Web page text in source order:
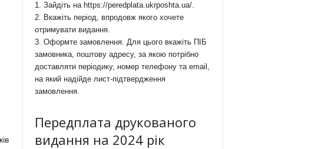
1. Зайдіть на https://peredplata.ukrposhta.ua/.
2. Вкажіть період, впродовж якого хочете
отримувати видання.
3. Оформте замовлення. Для цього вкажіть ПІБ
замовника, поштову адресу, за якою потрібно
доставляти періодику, номер телефону та email,
на який надійде лист-підтвердження
замовлення.
Передплата друкованого
видання на 2024 рік